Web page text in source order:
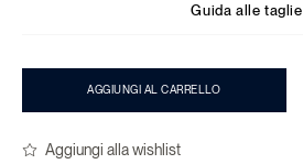
Guida alle taglie
AGGIUNGI AL CARRELLO
Aggiungi alla wishlist